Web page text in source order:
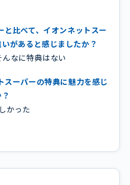
と比べて、イオンネットスー
があると感じましたか？
なに特典はない
スーパーの特典に魅力を感じ
かった